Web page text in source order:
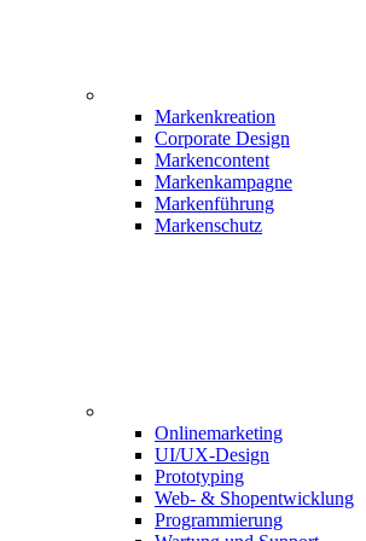
Markenkreation
Corporate Design
Markencontent
Markenkampagne
Markenführung
Markenschutz
Onlinemarketing
UI/UX-Design
Prototyping
Web- & Shopentwicklung
Programmierung